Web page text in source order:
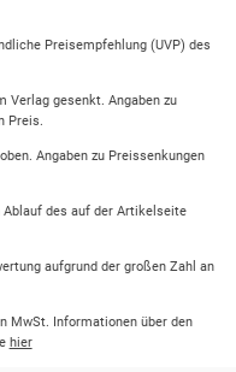
Preisempfehlung (UVP) des
Verlag gesenkt. Angaben zu
Preis.
Angaben zu Preissenkungen
des auf der Artikelseite
aufgrund der großen Zahl an
MwSt. Informationen über den
hier